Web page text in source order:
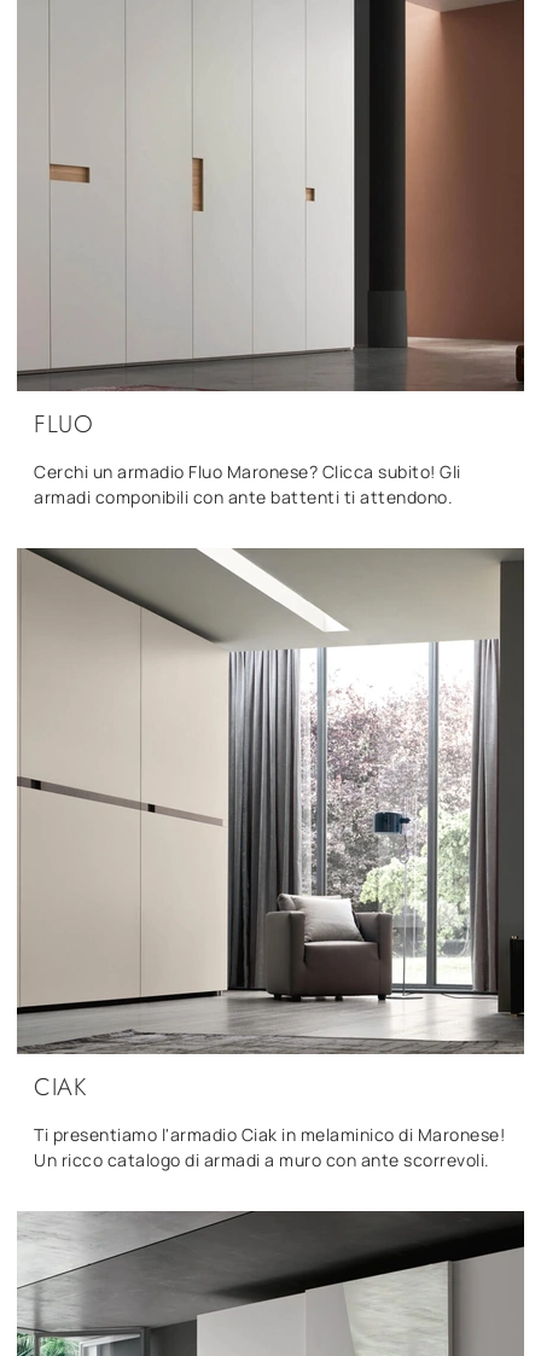
FLUO
Cerchi un armadio Fluo Maronese? Clicca subito! Gli
armadi componibili con ante battenti ti attendono.
CIAK
Ti presentiamo l'armadio Ciak in melaminico di Maronese!
Un ricco catalogo di armadi a muro con ante scorrevoli.